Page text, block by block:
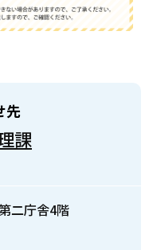
先
課
二庁舎4階